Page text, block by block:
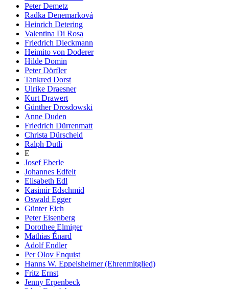
Peter Demetz
Radka Denemarková
Heinrich Detering
Valentina Di Rosa
Friedrich Dieckmann
Heimito von Doderer
Hilde Domin
Peter Dörfler
Tankred Dorst
Ulrike Draesner
Kurt Drawert
Günther Drosdowski
Anne Duden
Friedrich Dürrenmatt
Christa Dürscheid
Ralph Dutli
E
Josef Eberle
Johannes Edfelt
Elisabeth Edl
Kasimir Edschmid
Oswald Egger
Günter Eich
Peter Eisenberg
Dorothee Elmiger
Mathias Énard
Adolf Endler
Per Olov Enquist
Hanns W. Eppelsheimer (Ehrenmitglied)
Fritz Ernst
Jenny Erpenbeck